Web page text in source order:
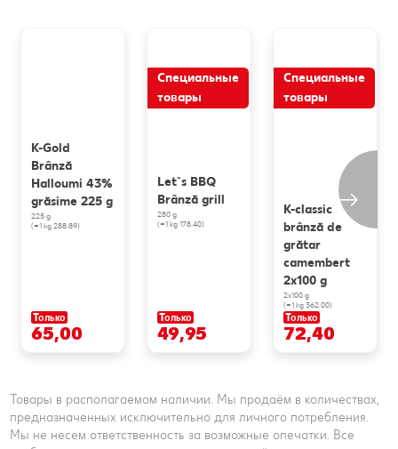
K-Gold
Brânză
Halloumi 43%
grăsime 225 g
225 g
(=1 kg 288.89)
Только
65,00
Специальные
товары
Let`s BBQ
Brânză grill
280 g
(=1 kg 178.40)
Только
49,95
Специальные
товары
K-classic
brânză de
grătar
camembert
2x100 g
2x100 g
(=1 kg 362.00)
Только
72,40
Товары в располагаемом наличии. Мы продаём в количествах,
предназначенных исключительно для личного потребления.
Мы не несем ответственность за возможные опечатки. Все